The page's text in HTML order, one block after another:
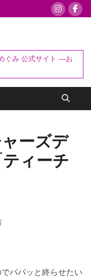
®
付中
ぐみ 公式サイト ―お
ーズデ
ィーチ
パパッと終らせたい